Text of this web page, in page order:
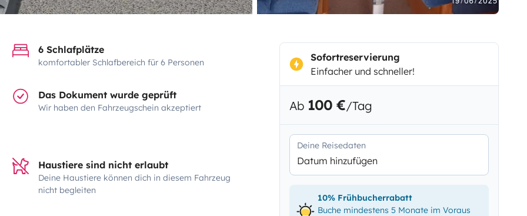
6 Schlafplätze
komfortabler Schlafbereich für 6 Personen
Das Dokument wurde geprüft
Wir haben den Fahrzeugschein akzeptiert
Haustiere sind nicht erlaubt
Deine Haustiere können dich in diesem Fahrzeug
nicht begleiten
Sofortreservierung
Einfacher und schneller!
Ab 100 €/Tag
Deine Reisedaten
Datum hinzufügen
10% Frühbucherrabatt
Buche mindestens 5 Monate im Voraus